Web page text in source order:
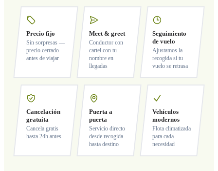
Precio fijo
Sin sorpresas —
precio cerrado
antes de viajar
Meet & greet
Conductor con
cartel con tu
nombre en
llegadas
Seguimiento
de vuelo
Ajustamos la
recogida si tu
vuelo se retrasa
Cancelación
gratuita
Cancela gratis
hasta 24h antes
Puerta a
puerta
Servicio directo
desde recogida
hasta destino
Vehículos
modernos
Flota climatizada
para cada
necesidad